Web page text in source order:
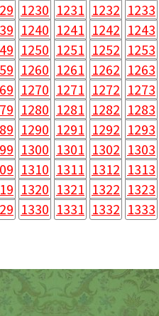
1230 1231 1232 1233
1240 1241 1242 1243
1250 1251 1252 1253
1260 1261 1262 1263
1270 1271 1272 1273
1280 1281 1282 1283
1290 1291 1292 1293
1300 1301 1302 1303
1310 1311 1312 1313
1320 1321 1322 1323
1330 1331 1332 1333